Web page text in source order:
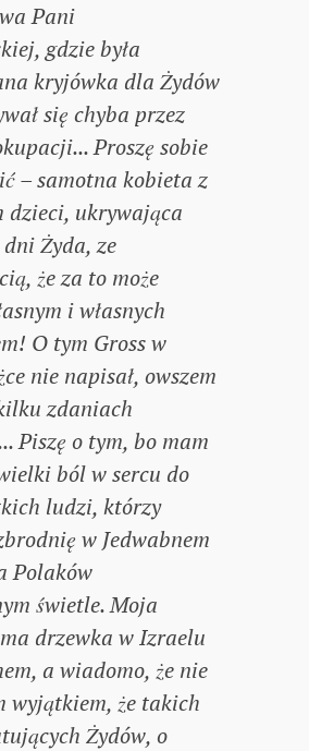
Pani
gdzie była
kryjówka dla Żydów
się chyba przez
Proszę sobie
– samotna kobieta z
dzieci, ukrywająca
Żyda, ze
że za to może
i własnych
O tym Gross w
nie napisał, owszem
zdaniach
Piszę o tym, bo mam
ból w sercu do
ludzi, którzy
w Jedwabnem
Polaków
świetle. Moja
drzewka w Izraelu
a wiadomo, że nie
wyjątkiem, że takich
Żydów, o